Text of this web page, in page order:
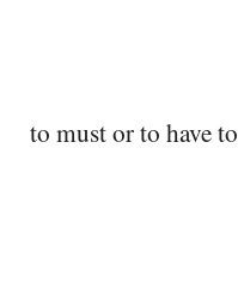
to must or to have to